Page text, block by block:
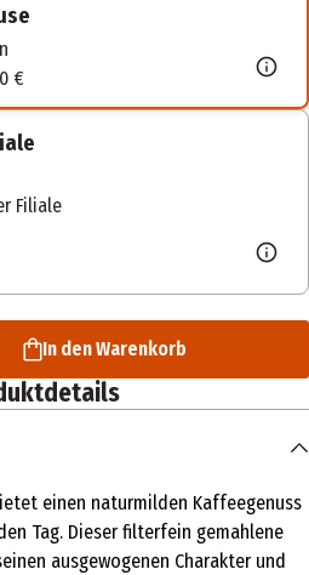
€
Filiale
In den Warenkorb
einen naturmilden Kaffeegenuss
Tag. Dieser filterfein gemahlene
ausgewogenen Charakter und